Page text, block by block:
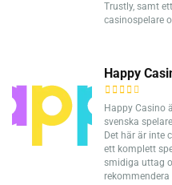
Trustly, samt
casinospelare
Happy
Happy Casino
svenska
Det här är inte
ett komplett
smidiga uttag